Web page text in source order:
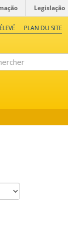
Legislação
PLAN DU SITE